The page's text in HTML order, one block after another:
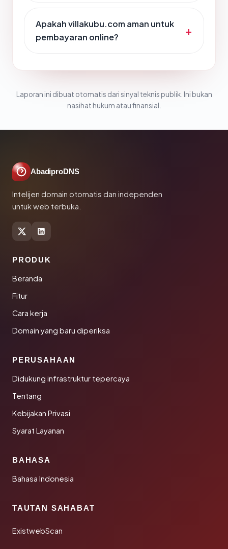
Apakah villakubu.com aman untuk
pembayaran online?
Laporan ini dibuat otomatis dari sinyal teknis publik. Ini bukan
nasihat hukum atau finansial.
AbadiproDNS
Intelijen domain otomatis dan independen
untuk web terbuka.
PRODUK
Beranda
Fitur
Cara kerja
Domain yang baru diperiksa
PERUSAHAAN
Didukung infrastruktur tepercaya
Tentang
Kebijakan Privasi
Syarat Layanan
BAHASA
Bahasa Indonesia
TAUTAN SAHABAT
ExistwebScan